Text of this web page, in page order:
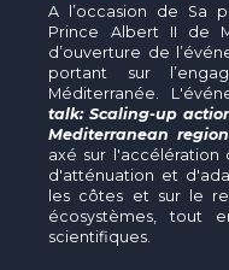
A l’occasion de Sa
Prince Albert II de
d’ouverture de
portant sur
Méditerranée.
talk: Scaling-up
Mediterranean
axé sur
d'atténuation et
les côtes et sur le
écosystèmes, tout
scientifiques.